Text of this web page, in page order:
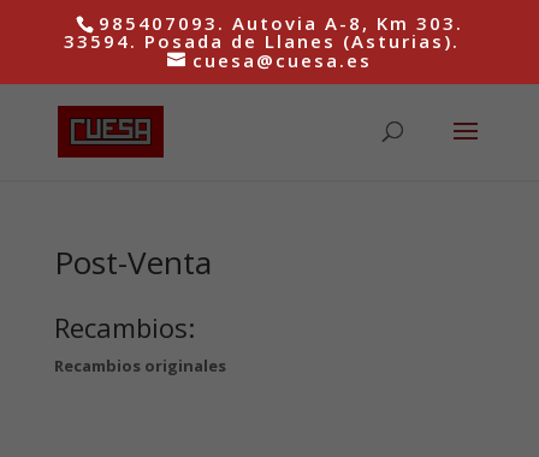
985407093. Autovia A-8, Km 303.
33594. Posada de Llanes (Asturias).
cuesa@cuesa.es
Post-Venta
Recambios:
Recambios originales